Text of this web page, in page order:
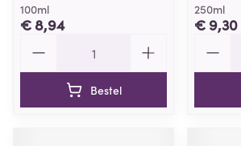
100ml
€ 8,94
Bestel
250ml
€ 9,30